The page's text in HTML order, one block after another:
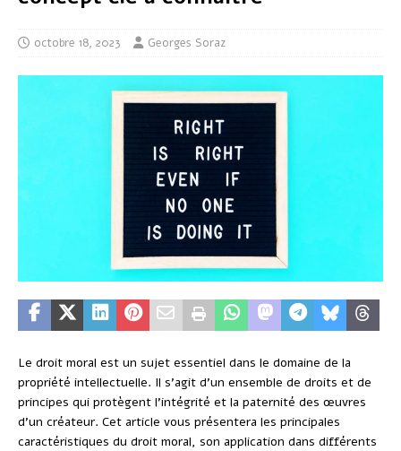
octobre 18, 2023 Georges Soraz
Le droit moral est un sujet essentiel dans le domaine de la
propriété intellectuelle. Il s’agit d’un ensemble de droits et de
principes qui protègent l’intégrité et la paternité des œuvres
d’un créateur. Cet article vous présentera les principales
caractéristiques du droit moral, son application dans différents